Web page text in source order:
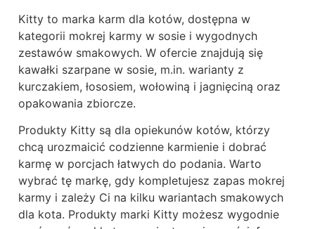
Kitty to marka karm dla kotów, dostępna w
kategorii mokrej karmy w sosie i wygodnych
zestawów smakowych. W ofercie znajdują się
kawałki szarpane w sosie, m.in. warianty z
kurczakiem, łososiem, wołowiną i jagnięciną oraz
opakowania zbiorcze.
Produkty Kitty są dla opiekunów kotów, którzy
chcą urozmaicić codzienne karmienie i dobrać
karmę w porcjach łatwych do podania. Warto
wybrać tę markę, gdy kompletujesz zapas mokrej
karmy i zależy Ci na kilku wariantach smakowych
dla kota. Produkty marki Kitty możesz wygodnie